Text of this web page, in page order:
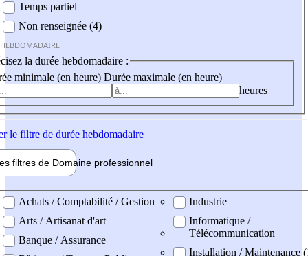
Temps partiel
Non renseignée (4)
la durée hebdomadaire :
minimale (en heure) Durée maximale (en heure)
heures
le filtre de durée hebdomadaire
filtres de Domaine professionnel
professionel
Achats / Comptabilité / Gestion
Arts / Artisanat d'art
Banque / Assurance
Industrie
Informatique /
Télécommunication
Installation / Maintenance